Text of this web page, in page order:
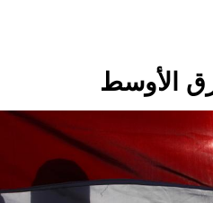
الأوسط